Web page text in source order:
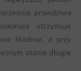
prawdziwa
utrzymuje
blednie, a przy
stanie długie